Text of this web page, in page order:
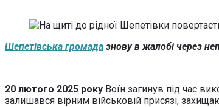
Шепетівська громада знову в жалобі через
20 лютого 2025 року Воїн загинув під час
залишався вірним військовій присязі,